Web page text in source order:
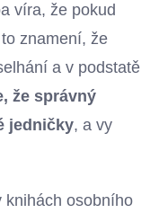
víra, že pokud
znamení, že
a v podstatě
že správný
jedničky, a vy
knihách osobního